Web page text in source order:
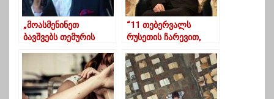
„მოასმენინეთ
ბავშვებს თემურის
გაიზრდებიან“
“11 თებერვალს
რუსეთის ჩარევით,
გადაყენება იგეგმება”
– რელიგიურ
ექსპერტთა ასოციაცია